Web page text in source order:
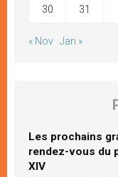
30 31
« Nov Jan »
Les prochains
rendez-vous du
XIV